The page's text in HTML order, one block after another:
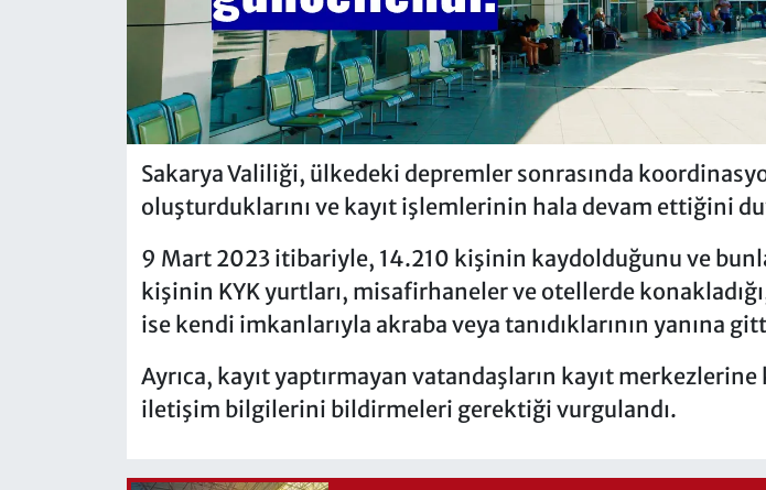
Sakarya Valiliği, ülkedeki depremler sonrasında
oluşturduklarını ve kayıt işlemlerinin hala devam ettiğini
9 Mart 2023 itibariyle, 14.210 kişinin kaydolduğunu ve
kişinin KYK yurtları, misafirhaneler ve otellerde
ise kendi imkanlarıyla akraba veya tanıdıklarının yanına
Ayrıca, kayıt yaptırmayan vatandaşların kayıt
iletişim bilgilerini bildirmeleri gerektiği vurgulandı.